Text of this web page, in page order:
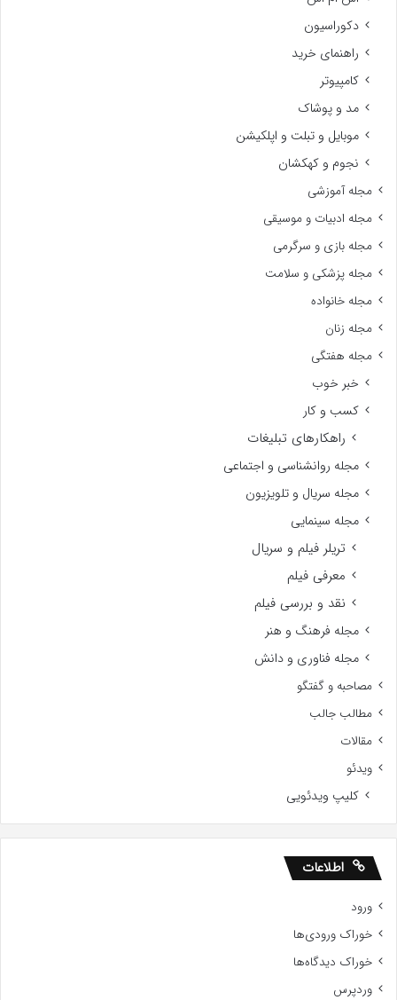
دکوراسیون
راهنمای خرید
کامپیوتر
مد و پوشاک
موبایل و تبلت و اپلکیشن
نجوم و کهکشان
مجله آموزشی
مجله ادبیات و موسیقی
مجله بازی و سرگرمی
مجله پزشکی و سلامت
مجله خانواده
مجله زنان
مجله هفتگی
خبر خوب
کسب و کار
راهکارهای تبلیغات
مجله روانشناسی و اجتماعی
مجله سریال و تلویزیون
مجله سینمایی
تریلر فیلم و سریال
معرفی فیلم
نقد و بررسی فیلم
مجله فرهنگ و هنر
مجله فناوری و دانش
مصاحبه و گفتگو
مطالب جالب
مقالات
ویدئو
کلیپ ویدئویی
اطلاعات
ورود
خوراک ورودی‌ها
خوراک دیدگاه‌ها
وردپرس